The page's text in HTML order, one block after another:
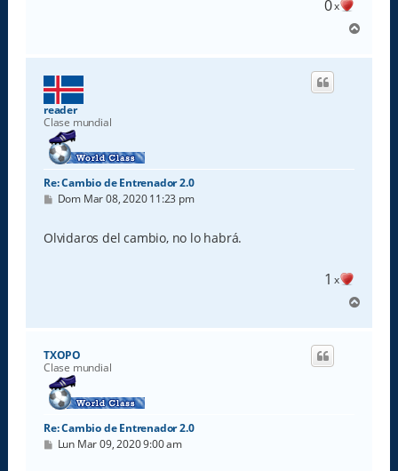
0x
r
reader
Clase mundial
Re: Cambio de Entrenador 2.0
M
s
a
Dom Mar 08, 2020 11:23 pm
Olvidaros del cambio, no lo habrá.
1 x
r
TXOPO
Clase mundial
Re: Cambio de Entrenador 2.0
M
Lun Mar 09, 2020 9:00 am